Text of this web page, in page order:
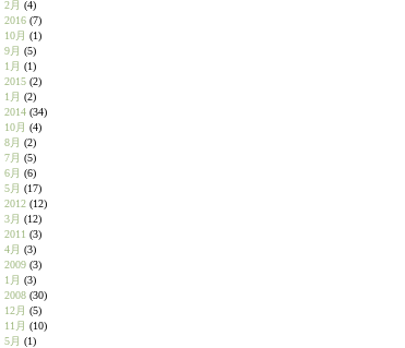
2月 (4)
2016 (7)
10月 (1)
9月 (5)
1月 (1)
2015 (2)
1月 (2)
2014 (34)
10月 (4)
8月 (2)
7月 (5)
6月 (6)
5月 (17)
2012 (12)
3月 (12)
2011 (3)
4月 (3)
2009 (3)
1月 (3)
2008 (30)
12月 (5)
11月 (10)
5月 (1)